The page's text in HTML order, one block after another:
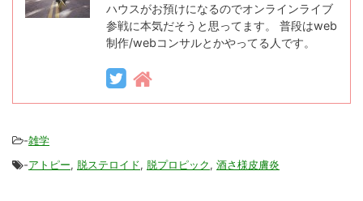
ハウスがお預けになるのでオンラインライブ
参戦に本気だそうと思ってます。 普段はweb
制作/webコンサルとかやってる人です。
-雑学
-アトピー, 脱ステロイド, 脱プロピック, 酒さ様皮膚炎